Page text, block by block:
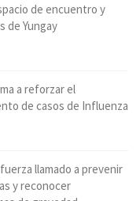
de encuentro y
de Yungay
a reforzar el
de casos de Influenza
llamado a prevenir
y reconocer